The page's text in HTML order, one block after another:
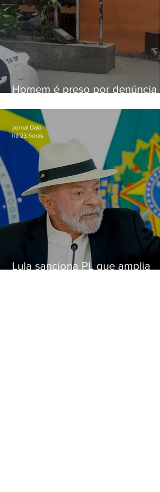
Homem é preso por denúncia
Alcântara
Lula sanciona PL que amplia
Jornal Daki
há 23 horas